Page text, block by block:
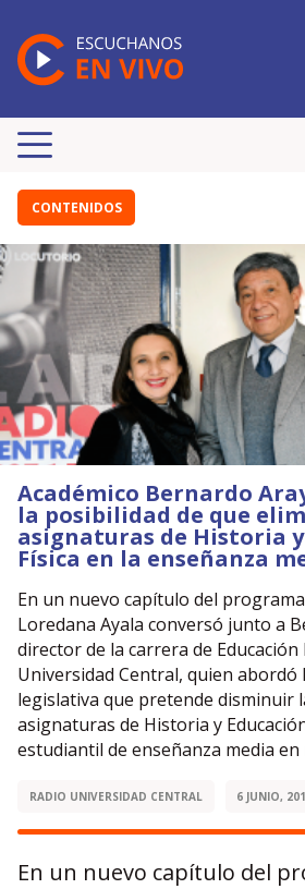
CONTENIDOS
Académico Bernardo
la posibilidad de que
asignaturas de Historia y
Física en la enseñanza
En un nuevo capítulo del
Loredana Ayala conversó junto a
director de la carrera de Educación
Universidad Central, quien abordó
legislativa que pretende disminuir
asignaturas de Historia y
estudiantil de enseñanza media
RADIO UNIVERSIDAD CENTRAL 6 JUNIO,
En un nuevo capítulo del